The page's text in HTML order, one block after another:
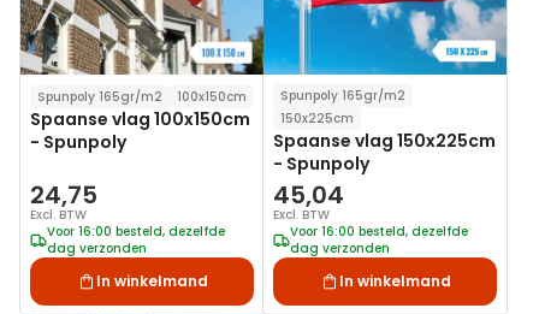
Spunpoly 165gr/m2 100x150cm
Spaanse vlag 100x150cm
- Spunpoly
24,75
Excl. BTW
Voor 16:00 besteld, dezelfde
dag verzonden
In winkelmand
Spunpoly 165gr/m2
150x225cm
Spaanse vlag 150x225cm
- Spunpoly
45,04
Excl. BTW
Voor 16:00 besteld, dezelfde
dag verzonden
In winkelmand